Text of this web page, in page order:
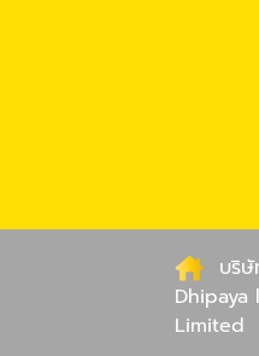
บริ
Dhipaya
Limited